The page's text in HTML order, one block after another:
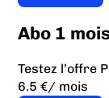
Abo 1
Testez l’offre
6.5 €/ mois